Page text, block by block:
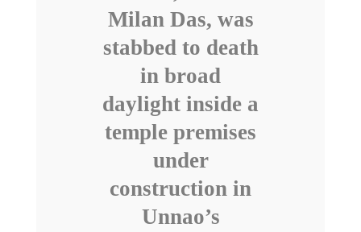
Milan Das, was
stabbed to death
in broad
daylight inside a
temple premises
under
construction in
Unnao’s